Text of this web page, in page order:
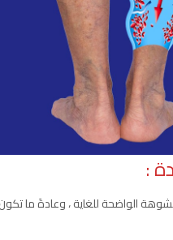
:
الواضحة للغاية ، وعادةَ ما